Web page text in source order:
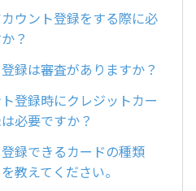
カウント登録をする際に必
？
録は審査がありますか？
登録時にクレジットカー
必要ですか？
登録できるカードの種類
教えてください。